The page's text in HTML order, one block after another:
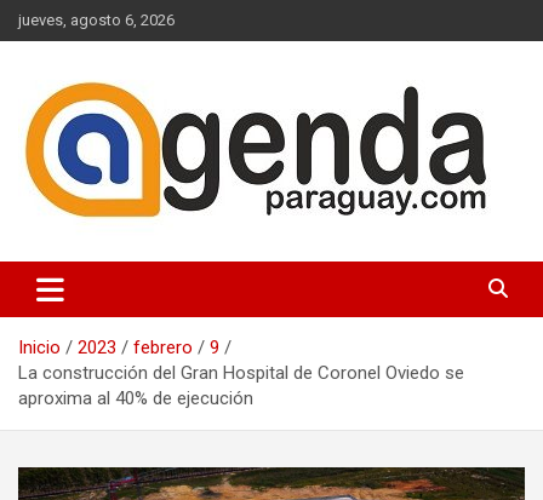
Saltar
al
jueves, agosto 6, 2026
Agenda Paraguay
Inicio 2023 febrero
9
La construcción del Gran Hospital de Coronel Oviedo se
aproxima al 40% de ejecución